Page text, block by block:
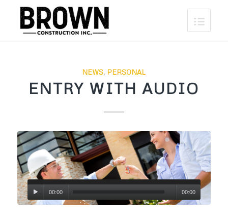
NEWS, PERSONAL
ENTRY WITH AUDIO
00:00 00:00